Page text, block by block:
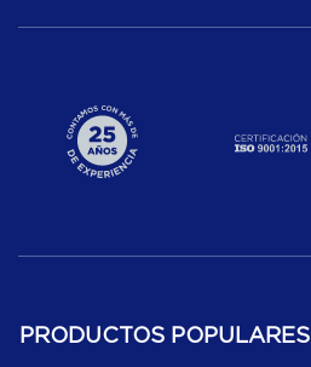
PRODUCTOS POPULARES